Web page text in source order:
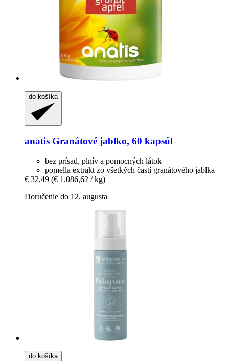
do košíka
anatis Granátové jablko, 60 kapsúl
bez prísad, plnív a pomocných látok
pomella extrakt zo všetkých častí granátového jablka
€ 32,49 (€ 1.086,62 / kg)
Doručenie do 12. augusta
do košíka